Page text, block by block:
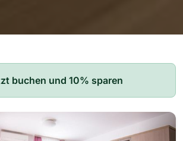
buchen und 10% sparen